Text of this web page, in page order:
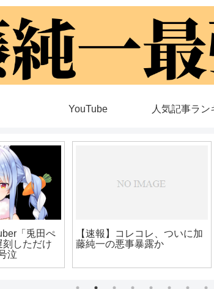
YouTube 人気記事ラン
「兎田ぺ
刻しただけ
泣
【速報】コレコレ、ついに加
藤純一の悪事暴露か